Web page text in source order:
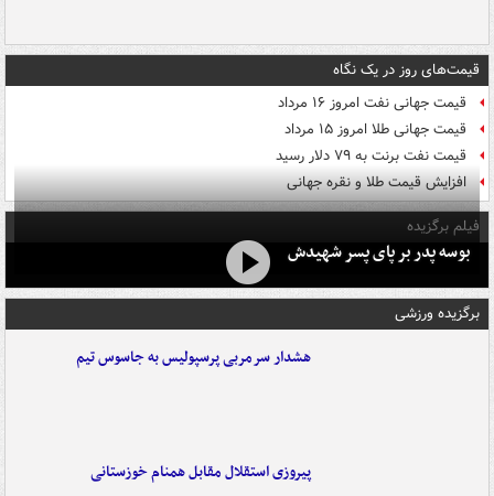
قیمت‌های روز در یک نگاه
قیمت جهانی نفت امروز ۱۶ مرداد
قیمت جهانی طلا امروز ۱۵ مرداد
قیمت نفت برنت به ۷۹ دلار رسید
افزایش قیمت طلا و نقره جهانی
فیلم برگزیده
بوسه‌ پدر بر پای پسر شهیدش
برگزیده ورزشی
هشدار سرمربی پرسپولیس به جاسوس تیم
پیروزی استقلال مقابل همنام خوزستانی